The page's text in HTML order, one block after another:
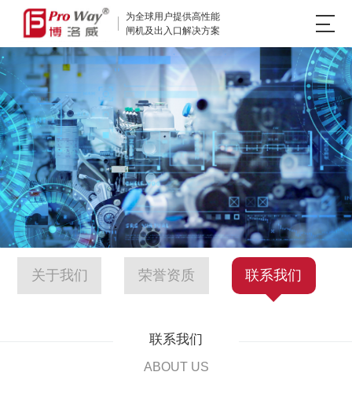
为全球用户提供高性能
闸机及出入口解决方案
关于我们 荣誉资质 联系我们
联系我们
ABOUT US